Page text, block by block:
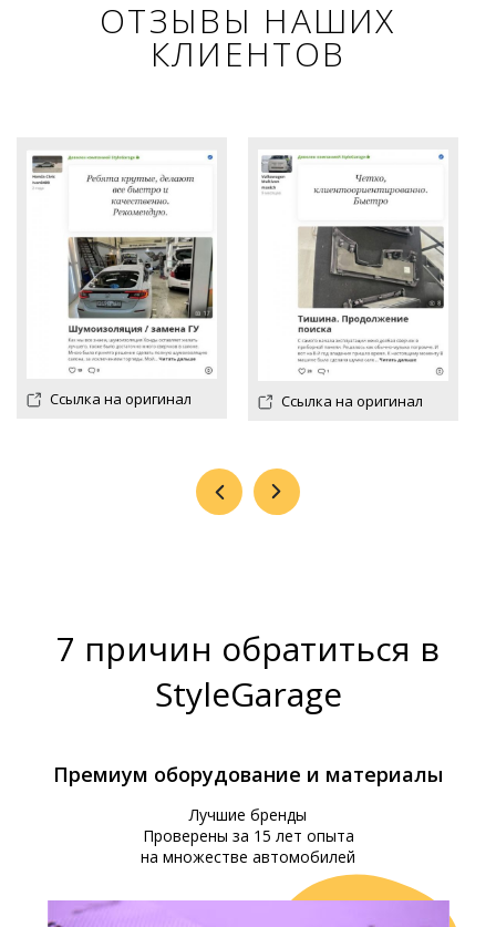
ОТЗЫВЫ НАШИХ
КЛИЕНТОВ
Ссылка на оригинал Ссылка на оригинал
7 причин обратиться в
StyleGarage
Премиум оборудование и материалы
Лучшие бренды
Проверены за 15 лет опыта
на множестве автомобилей